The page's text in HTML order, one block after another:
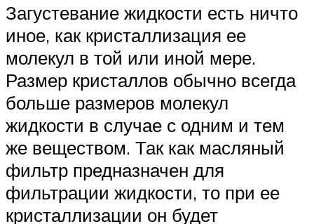
Загустевание жидкости есть ничто
иное, как кристаллизация ее
молекул в той или иной мере.
Размер кристаллов обычно всегда
больше размеров молекул
жидкости в случае с одним и тем
же веществом. Так как масляный
фильтр предназначен для
фильтрации жидкости, то при ее
кристаллизации он будет